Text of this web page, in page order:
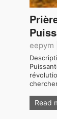
eepym
Read